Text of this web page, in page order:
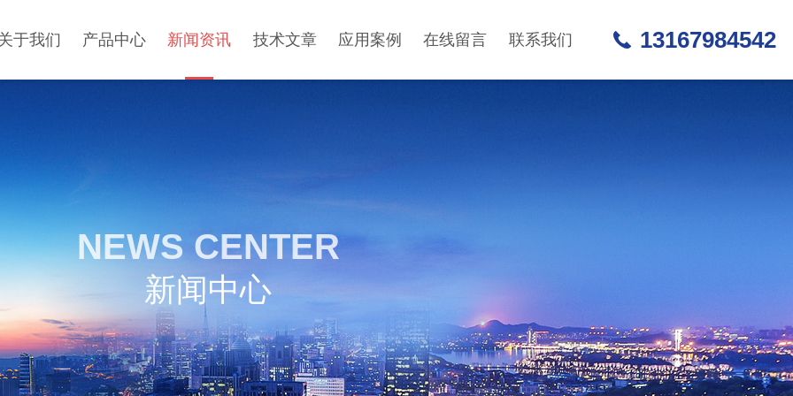
于我们 产品中心 新闻资讯 技术文章 应用案例 在线留言 联系我们 13167984542
NEWS CENTER
新闻中心